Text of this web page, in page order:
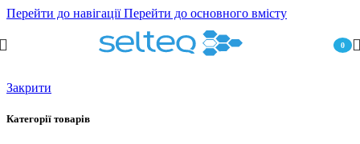
Перейти до навігаціїПерейти до основного вмісту
0
Закрити
Категорії товарів